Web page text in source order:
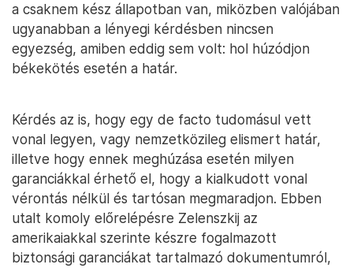
a csaknem kész állapotban van, miközben valójában
ugyanabban a lényegi kérdésben nincsen
egyezség, amiben eddig sem volt: hol húzódjon
békekötés esetén a határ.
Kérdés az is, hogy egy de facto tudomásul vett
vonal legyen, vagy nemzetközileg elismert határ,
illetve hogy ennek meghúzása esetén milyen
garanciákkal érhető el, hogy a kialkudott vonal
vérontás nélkül és tartósan megmaradjon. Ebben
utalt komoly előrelépésre Zelenszkij az
amerikaiakkal szerinte készre fogalmazott
biztonsági garanciákat tartalmazó dokumentumról,